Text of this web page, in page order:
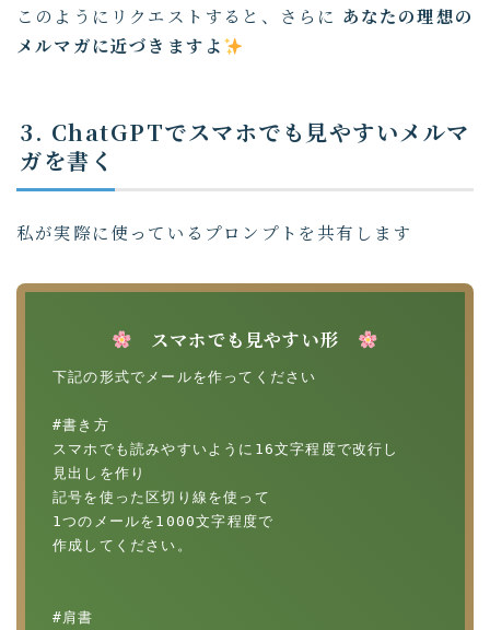
このようにリクエストすると、さらに あなたの理想の
メルマガに近づきますよ
3. ChatGPTでスマホでも見やすいメルマ
ガを書く
私が実際に使っているプロンプトを共有します
スマホでも見やすい形
下記の形式でメールを作ってください
#書き方
スマホでも読みやすいように16文字程度で改行し
見出しを作り
記号を使った区切り線を使って
1つのメールを1000文字程度で
作成してください。
#肩書